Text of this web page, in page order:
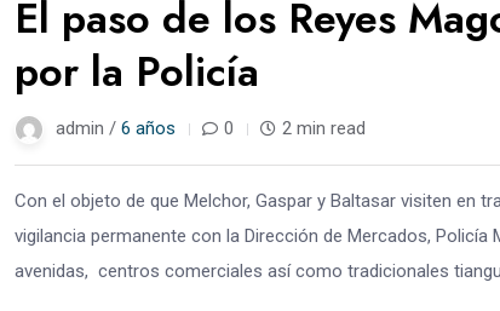
El paso de los Reyes
por la Policía
admin / 6 años 0 2 min read
Con el objeto de que Melchor, Gaspar y Baltasar visiten en
vigilancia permanente con la Dirección de Mercados,
avenidas, centros comerciales así como tradicionales